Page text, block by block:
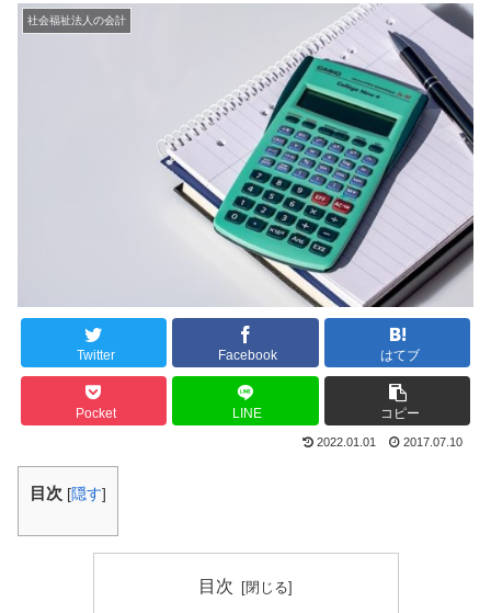
社会福祉法人の会計
Twitter Facebook はてブ
Pocket LINE コピー
2022.01.01 2017.07.10
目次 [隠す]
目次